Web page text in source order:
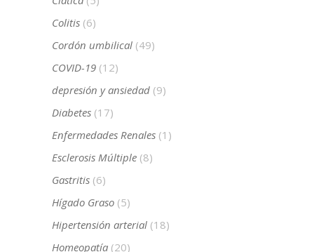
Colitis (6)
Cordón umbilical (49)
COVID-19 (12)
depresión y ansiedad (9)
Diabetes (17)
Enfermedades Renales (1)
Esclerosis Múltiple (8)
Gastritis (6)
Hígado Graso (5)
Hipertensión arterial (18)
Homeopatía (20)